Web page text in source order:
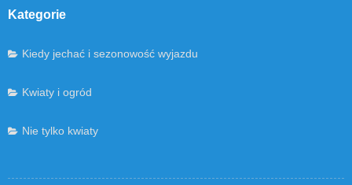
Kategorie
Kiedy jechać i sezonowość wyjazdu
Kwiaty i ogród
Nie tylko kwiaty